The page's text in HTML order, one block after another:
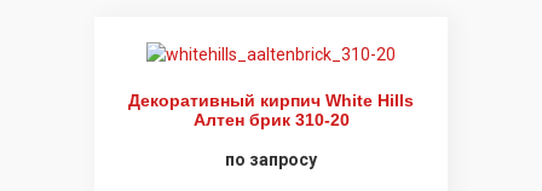
Декоративный кирпич White Hills
Алтен брик 310-20
по запросу